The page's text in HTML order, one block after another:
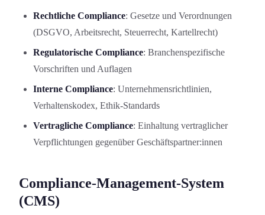
Rechtliche Compliance: Gesetze und Verordnungen
(DSGVO, Arbeitsrecht, Steuerrecht, Kartellrecht)
Regulatorische Compliance: Branchenspezifische
Vorschriften und Auflagen
Interne Compliance: Unternehmensrichtlinien,
Verhaltenskodex, Ethik-Standards
Vertragliche Compliance: Einhaltung vertraglicher
Verpflichtungen gegenüber Geschäftspartner:innen
Compliance-Management-System
(CMS)